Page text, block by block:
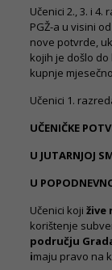
Učenici 2., 3. i
PGŽ-a u visini
nove potvrde,
kojih je došlo
kupnje
Učenici 1.
UČENIČKE
U JUTARNJOJ
U
Učenici koji žive
korištenje
području
imaju pravo na